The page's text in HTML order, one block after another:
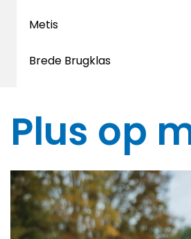
Metis
Brede Brugklas
Plus op